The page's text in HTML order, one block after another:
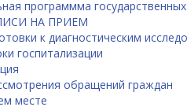
программма
НА ПРИЕМ
к диагностическим
госпитализации
обращений граждан
месте